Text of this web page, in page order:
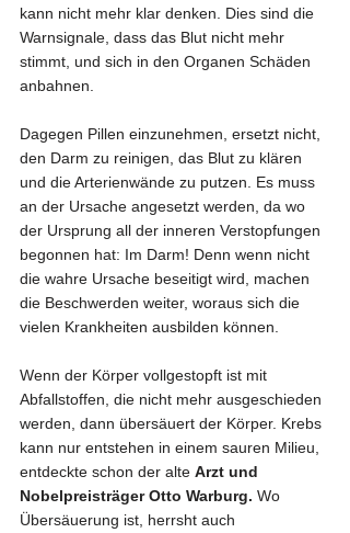
kann nicht mehr klar denken. Dies sind die
Warnsignale, dass das Blut nicht mehr
stimmt, und sich in den Organen Schäden
anbahnen.
Dagegen Pillen einzunehmen, ersetzt nicht,
den Darm zu reinigen, das Blut zu klären
und die Arterienwände zu putzen. Es muss
an der Ursache angesetzt werden, da wo
der Ursprung all der inneren Verstopfungen
begonnen hat: Im Darm! Denn wenn nicht
die wahre Ursache beseitigt wird, machen
die Beschwerden weiter, woraus sich die
vielen Krankheiten ausbilden können.
Wenn der Körper vollgestopft ist mit
Abfallstoffen, die nicht mehr ausgeschieden
werden, dann übersäuert der Körper. Krebs
kann nur entstehen in einem sauren Milieu,
entdeckte schon der alte Arzt und
Nobelpreisträger Otto Warburg. Wo
Übersäuerung ist, herrsht auch